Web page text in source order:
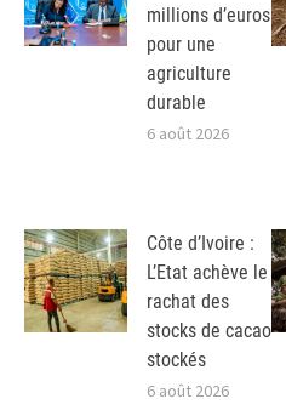
millions d’euros
pour une
agriculture
durable
6 août 2026
Côte d’Ivoire :
L’Etat achève le
rachat des
stocks de cacao
stockés
6 août 2026